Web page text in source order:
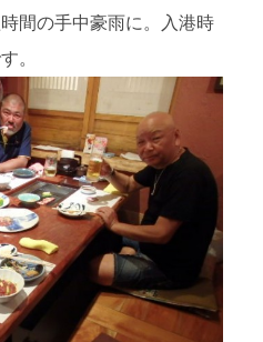
間の手中豪雨に。入港時
。